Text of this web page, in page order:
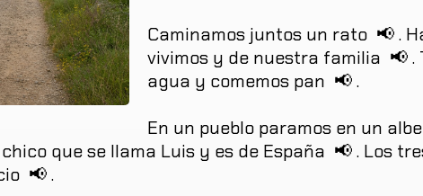
Caminamos juntos un rato 📢 .
vivimos y de nuestra familia 📢 .
agua y comemos pan 📢 .
En un pueblo paramos en un
chico que se llama Luis y es de España 📢 . Los
📢 .